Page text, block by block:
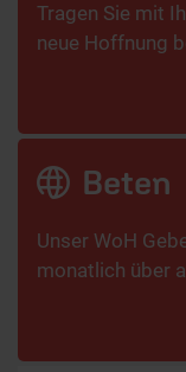
Tragen Sie mit
neue Hoffnung
Beten
Unser WoH
monatlich über